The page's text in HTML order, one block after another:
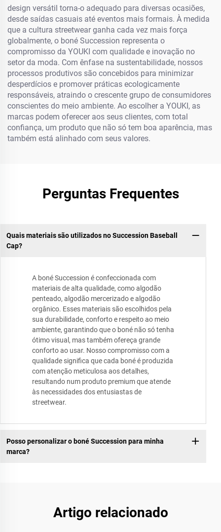
design versátil torna-o adequado para diversas ocasiões,
desde saídas casuais até eventos mais formais. À medida
que a cultura streetwear ganha cada vez mais força
globalmente, o boné Succession representa o
compromisso da YOUKI com qualidade e inovação no
setor da moda. Com ênfase na sustentabilidade, nossos
processos produtivos são concebidos para minimizar
desperdícios e promover práticas ecologicamente
responsáveis, atraindo o crescente grupo de consumidores
conscientes do meio ambiente. Ao escolher a YOUKI, as
marcas podem oferecer aos seus clientes, com total
confiança, um produto que não só tem boa aparência, mas
também está alinhado com seus valores.
Perguntas Frequentes
Quais materiais são utilizados no Succession Baseball
Cap?
A boné Succession é confeccionada com
materiais de alta qualidade, como algodão
penteado, algodão mercerizado e algodão
orgânico. Esses materiais são escolhidos pela
sua durabilidade, conforto e respeito ao meio
ambiente, garantindo que o boné não só tenha
ótimo visual, mas também ofereça grande
conforto ao usar. Nosso compromisso com a
qualidade significa que cada boné é produzida
com atenção meticulosa aos detalhes,
resultando num produto premium que atende
às necessidades dos entusiastas de
streetwear.
Posso personalizar o boné Succession para minha
marca?
Artigo relacionado